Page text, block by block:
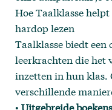
Hoe Taalklasse
hardop lezen
Taalklasse biedt
leerkrachten die het
inzetten in hun klas.
verschillende
• Uitgebreide